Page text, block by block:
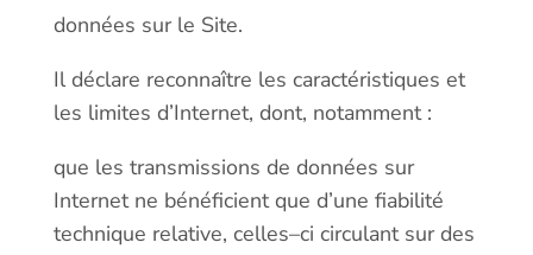
données sur le Site.
Il déclare reconnaître les caractéristiques et
les limites d’Internet, dont, notamment :
que les transmissions de données sur
Internet ne bénéficient que d’une fiabilité
technique relative, celles–ci circulant sur des